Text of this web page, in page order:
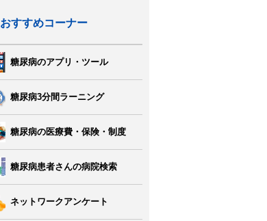
おすすめコーナー
糖尿病のアプリ・ツール
糖尿病3分間ラーニング
糖尿病の医療費・保険・制度
糖尿病患者さんの病院検索
ネットワークアンケート